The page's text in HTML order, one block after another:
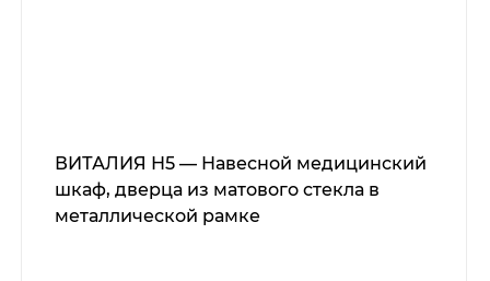
ВИТАЛИЯ Н5 — Навесной медицинский
шкаф, дверца из матового стекла в
металлической рамке